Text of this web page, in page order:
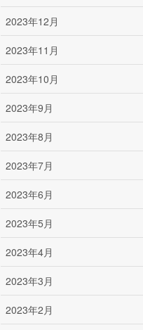
2023年12月
2023年11月
2023年10月
2023年9月
2023年8月
2023年7月
2023年6月
2023年5月
2023年4月
2023年3月
2023年2月